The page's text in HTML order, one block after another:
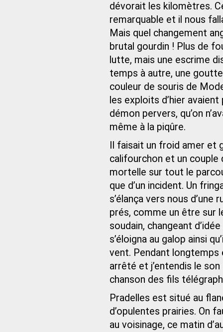
dévorait les kilomètres.
remarquable et il nous
Mais quel changement
brutal gourdin ! Plus de
lutte, mais une escrime
temps à autre, une
couleur de souris de
les exploits d’hier
démon pervers, qu’on
même à la piqûre.
Il faisait un froid amer et
califourchon et un couple
mortelle sur tout le
que d’un incident. Un
s’élança vers nous
prés, comme un être sur
soudain, changeant
s’éloigna au galop ainsi
vent. Pendant longtemps
arrêté et j’entendis le
chanson des fils
Pradelles est situé au
d’opulentes prairies. On
au voisinage, ce matin